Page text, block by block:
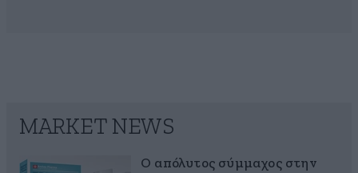
MARKET NEWS
Ο απόλυτος σύμμαχος στην